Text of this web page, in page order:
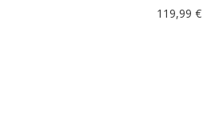
119,99 €